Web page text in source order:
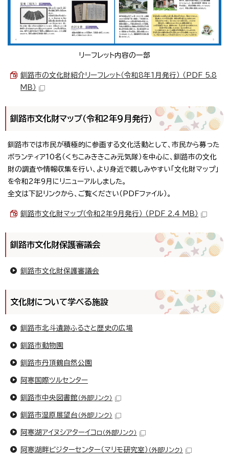
リーフレット内容の一部
釧路市の文化財紹介リーフレット（令和8年1月発行） （PDF 5.8
MB）
釧路市文化財マップ（令和2年9月発行）
釧路市では市民が積極的に参画する文化活動として、市民から募った
ボランティア10名（くちこみききこみ元気隊）を中心に、釧路市の文化
財の調査や情報収集を行い、より身近で親しみやすい「文化財マップ」
を令和2年9月にリニューアルしました。
全文は下記リンクから、ご覧ください（PDFファイル）。
釧路市文化財マップ（令和2年9月発行） （PDF 2.4 MB）
釧路市文化財保護審議会
釧路市文化財保護審議会
文化財について学べる施設
釧路市北斗遺跡ふるさと歴史の広場
釧路市動物園
釧路市丹頂鶴自然公園
阿寒国際ツルセンター
釧路市中央図書館 （外部リンク）
釧路市湿原展望台 （外部リンク）
阿寒湖アイヌシアターイコㇿ （外部リンク）
阿寒湖畔ビジターセンター（マリモ研究室） （外部リンク）